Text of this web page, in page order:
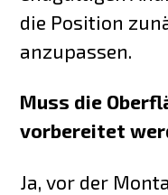
die Position
anzupassen.
Muss die
vorbereitet
Ja, vor der